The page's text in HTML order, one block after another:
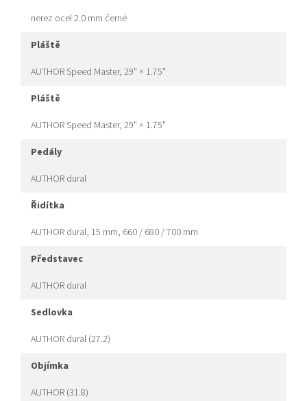
nerez ocel 2.0 mm černé
pláště
AUTHOR Speed Master, 29" × 1.75"
pláště
AUTHOR Speed Master, 29" × 1.75"
pedály
AUTHOR dural
řidítka
AUTHOR dural, 15 mm, 660 / 680 / 700 mm
představec
AUTHOR dural
sedlovka
AUTHOR dural (27.2)
objímka
AUTHOR (31.8)